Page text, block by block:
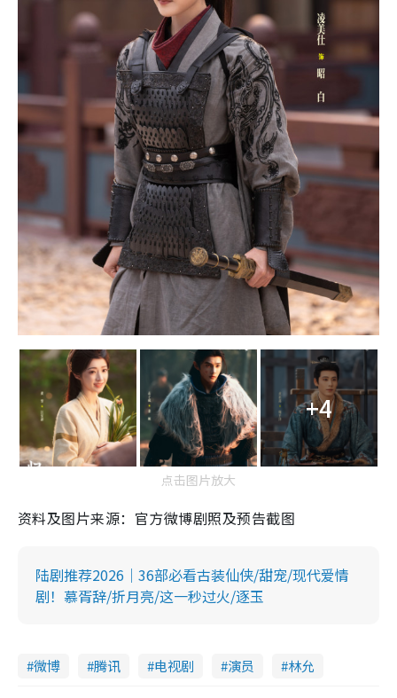
+4
点击图片放大
资料及图片来源：官方微博剧照及预告截图
陆剧推荐2026｜36部必看古装仙侠/甜宠/现代爱情
剧！慕胥辞/折月亮/这一秒过火/逐玉
微博 腾讯 电视剧 演员 林允